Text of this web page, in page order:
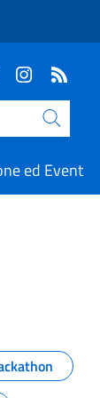
ed Eventi